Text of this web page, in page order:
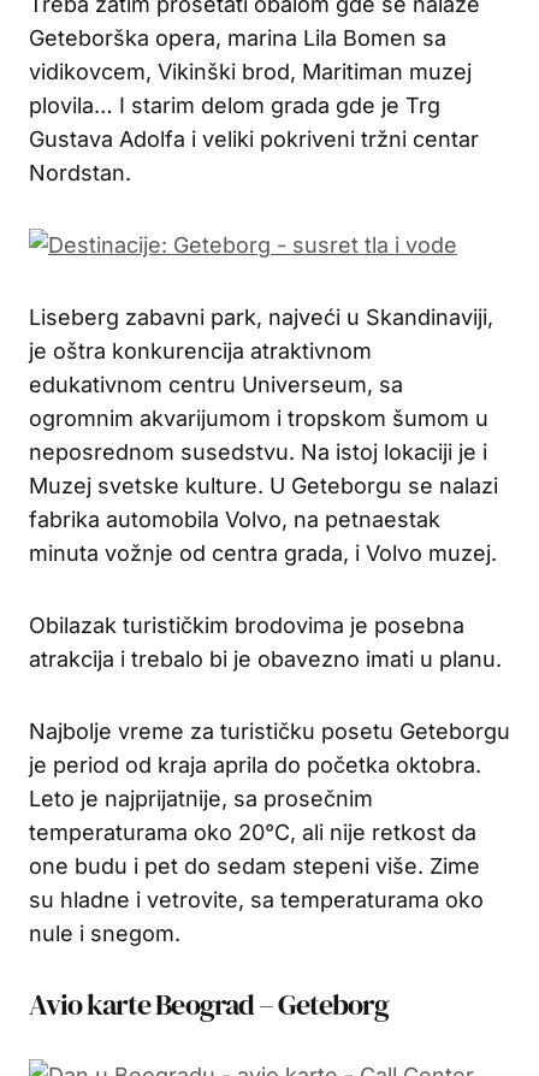
Geteborška opera, marina Lila Bomen sa
vidikovcem, Vikinški brod, Maritiman muzej
plovila… I starim delom grada gde je Trg
Gustava Adolfa i veliki pokriveni tržni centar
Nordstan.
Liseberg zabavni park, najveći u Skandinaviji,
je oštra konkurencija atraktivnom
edukativnom centru Universeum, sa
ogromnim akvarijumom i tropskom šumom u
neposrednom susedstvu. Na istoj lokaciji je i
Muzej svetske kulture. U Geteborgu se nalazi
fabrika automobila Volvo, na petnaestak
minuta vožnje od centra grada, i Volvo muzej.
Obilazak turističkim brodovima je posebna
atrakcija i trebalo bi je obavezno imati u planu.
Najbolje vreme za turističku posetu Geteborgu
je period od kraja aprila do početka oktobra.
Leto je najprijatnije, sa prosečnim
temperaturama oko 20°C, ali nije retkost da
one budu i pet do sedam stepeni više. Zime
su hladne i vetrovite, sa temperaturama oko
nule i snegom.
Avio karte Beograd – Geteborg